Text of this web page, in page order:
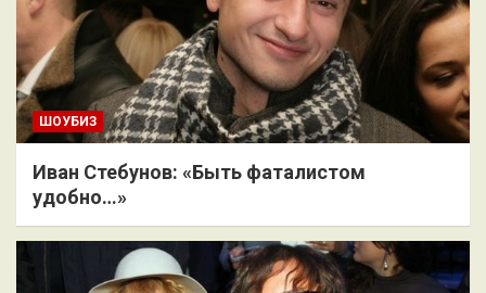
ШОУБИЗ
Иван Стебунов: «Быть фаталистом
удобно…»